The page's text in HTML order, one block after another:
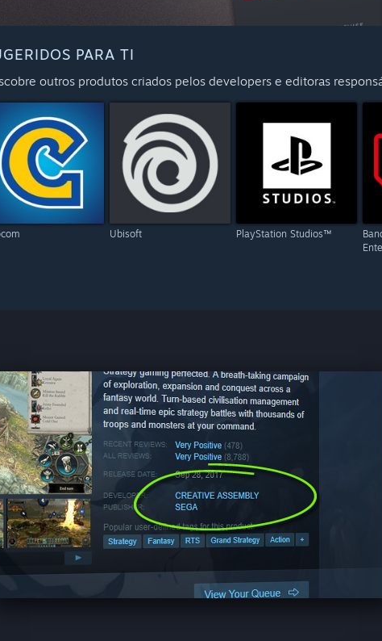
PARA TI
outros produtos criados pelos developers e editoras
Ubisoft PlayStation Studios™